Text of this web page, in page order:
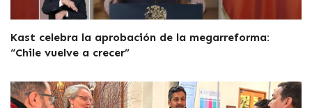
Kast celebra la aprobación de la megarreforma:
“Chile vuelve a crecer”